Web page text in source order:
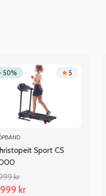
50% 5
Sport CS
kr
kr